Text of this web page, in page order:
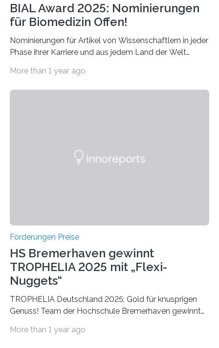
BIAL Award 2025: Nominierungen
für Biomedizin Offen!
Nominierungen für Artikel von Wissenschaftlern in jeder
Phase ihrer Karriere und aus jedem Land der Welt
Leben gerufen, um die bemerkenswertesten
Foundation, des BIAL Award in Biomedicine ist in
More than 1 year ago
Förderungen Preise
HS Bremerhaven gewinnt
TROPHELIA 2025 mit „Flexi-
Nuggets“
TROPHELIA Deutschland 2025: Gold für knusprigen
Genuss! Team der Hochschule Bremerhaven gewinnt
ECOTROPHELIAMit der Produktidee “Flexi-Nuggets”
More than 1 year ago